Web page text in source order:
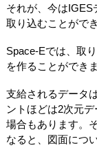
それが、今はIGES
取り込むことがで
Space-Eでは、取
を作ることができま
支給されるデータ
ントほどは2次元
場合もあります。
なると、図面につ